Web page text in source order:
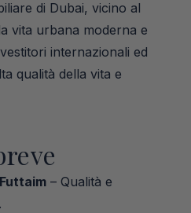
di Dubai, vicino al
vita urbana moderna e
internazionali ed
qualità della vita e
– Qualità e